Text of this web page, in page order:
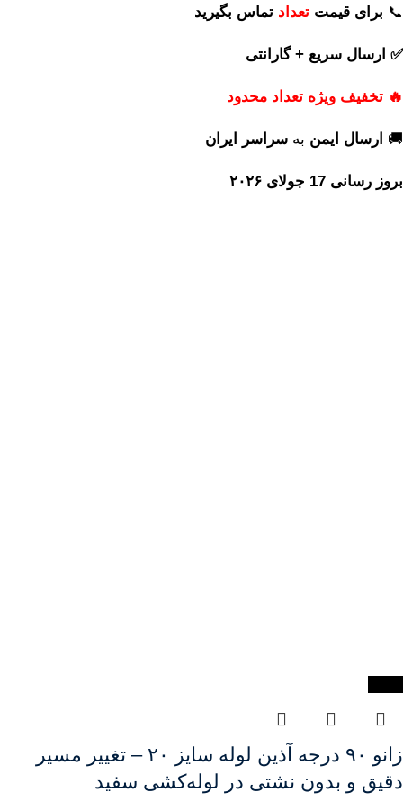
📞 برای قیمت تعداد تماس بگیرید
✅ ارسال سریع + گارانتی
🔥 تخفیف ویژه تعداد محدود
🚚 ارسال ایمن به سراسر ایران
بروز رسانی 17 جولای ۲۰۲۶
زانو ۹۰ درجه آذین لوله سایز ۲۰ – تغییر مسیر
دقیق و بدون نشتی در لوله‌کشی سفید